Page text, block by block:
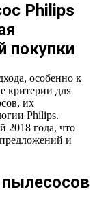
Philips
покупки
особенно к
критерии для
их
Philips.
2018 года, что
и